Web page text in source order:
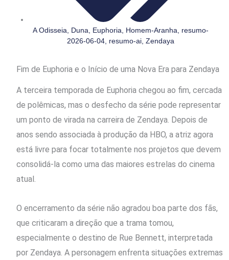
A Odisseia Duna Euphoria Homem-Aranha
resumo-
2026-06-04 resumo-ai Zendaya
Fim de Euphoria e o Início de uma Nova Era para Zendaya
A terceira temporada de Euphoria chegou ao fim, cercada
de polêmicas, mas o desfecho da série pode representar
um ponto de virada na carreira de Zendaya. Depois de
anos sendo associada à produção da HBO, a atriz agora
está livre para focar totalmente nos projetos que devem
consolidá-la como uma das maiores estrelas do cinema
atual.
O encerramento da série não agradou boa parte dos fãs,
que criticaram a direção que a trama tomou,
especialmente o destino de Rue Bennett, interpretada
por Zendaya. A personagem enfrenta situações extremas